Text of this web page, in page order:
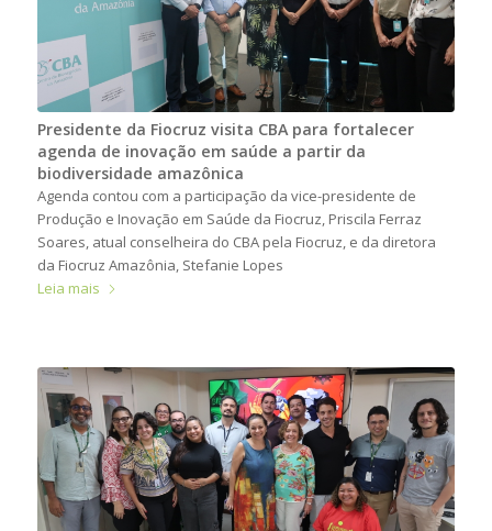
Presidente da Fiocruz visita CBA para fortalecer
agenda de inovação em saúde a partir da
biodiversidade amazônica
Agenda contou com a participação da vice-presidente de
Produção e Inovação em Saúde da Fiocruz, Priscila Ferraz
Soares, atual conselheira do CBA pela Fiocruz, e da diretora
da Fiocruz Amazônia, Stefanie Lopes
Leia mais